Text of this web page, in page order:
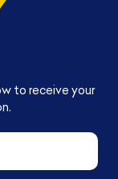
to receive your